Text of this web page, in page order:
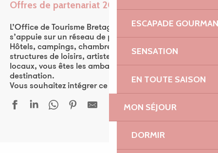
ESCAPADE
SENSATION
EN TOUTE SAISON
MON SÉJOUR
DORMIR
Offres de partenariat 2026
Ajouter aux
L’Office de Tourisme Bretagne Côte de Granit Rose
s’appuie sur un réseau de plus de 570 partenaires.
Hôtels, campings, chambres d’hôtes, restaurants,
structures de loisirs, artistes, ou encore producteurs
locaux, vous êtes les ambassadeurs de la
destination.
Vous souhaitez intégrer ce réseau ? Rejoignez-nous !